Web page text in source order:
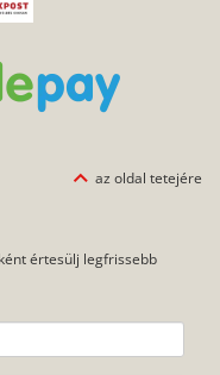
az oldal tetejére
értesülj legfrissebb